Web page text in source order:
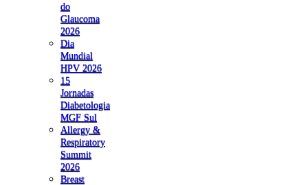
do
Glaucoma
2026
Dia
Mundial
HPV 2026
15
Jornadas
Diabetologia
MGF Sul
Allergy &
Respiratory
Summit
2026
Breast